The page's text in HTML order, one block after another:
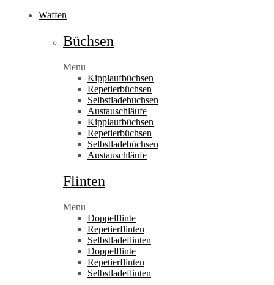
Waffen
Büchsen
Menu
Kipplaufbüchsen
Repetierbüchsen
Selbstladebüchsen
Austauschläufe
Kipplaufbüchsen
Repetierbüchsen
Selbstladebüchsen
Austauschläufe
Flinten
Menu
Doppelflinte
Repetierflinten
Selbstladeflinten
Doppelflinte
Repetierflinten
Selbstladeflinten